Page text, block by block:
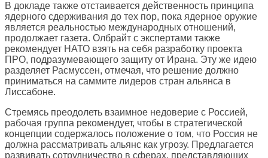
В докладе также отстаивается действенность принципа
ядерного сдерживания до тех пор, пока ядерное оружие
является реальностью международных отношений,
продолжает газета. Олбрайт с экспертами также
рекомендует НАТО взять на себя разработку проекта
ПРО, подразумевающего защиту от Ирана. Эту же идею
разделяет Расмуссен, отмечая, что решение должно
приниматься на саммите лидеров стран альянса в
Лиссабоне.
Стремясь преодолеть взаимное недоверие с Россией,
рабочая группа рекомендует, чтобы в стратегической
концепции содержалось положение о том, что Россия не
должна рассматривать альянс как угрозу. Предлагается
развивать сотрудничество в сферах, представляющих